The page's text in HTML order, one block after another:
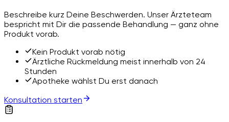
Beschreibe kurz Deine Beschwerden. Unser Ärzteteam
bespricht mit Dir die passende Behandlung — ganz ohne
Produkt vorab.
Kein Produkt vorab nötig
Ärztliche Rückmeldung meist innerhalb von 24
Stunden
Apotheke wählst Du erst danach
Konsultation starten